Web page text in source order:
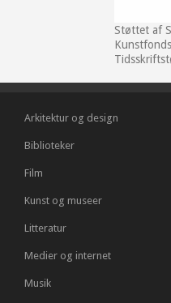
Støttet af
Kunstfonds
Arkitektur og design
Biblioteker
Film
Kunst og museer
Litteratur
Medier og internet
Musik